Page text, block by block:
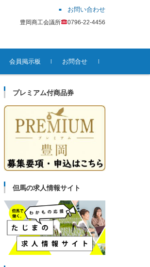
お問い合わせ
豊岡商工会議所 0796-22-4456
会員掲示板 お問合せ
プレミアム付商品券
但馬の求人情報サイト